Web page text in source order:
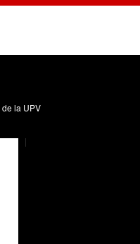
la UPV